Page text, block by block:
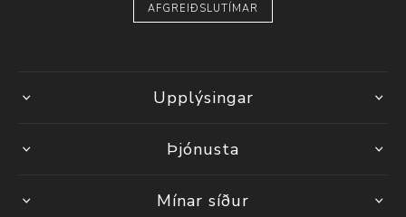
AFGREIÐSLUTÍMAR
Upplýsingar
Þjónusta
Mínar síður